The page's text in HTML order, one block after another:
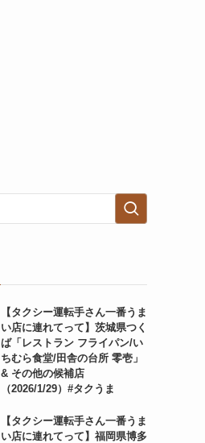
【タクシー運転手さん一番うま
い店に連れてって】茨城県つく
ば「レストラン フライパン/い
ちむら食堂/田舎の台所 零壱」
& その他の候補店
（2026/1/29）#タクうま
【タクシー運転手さん一番うま
い店に連れてって】福岡県博多